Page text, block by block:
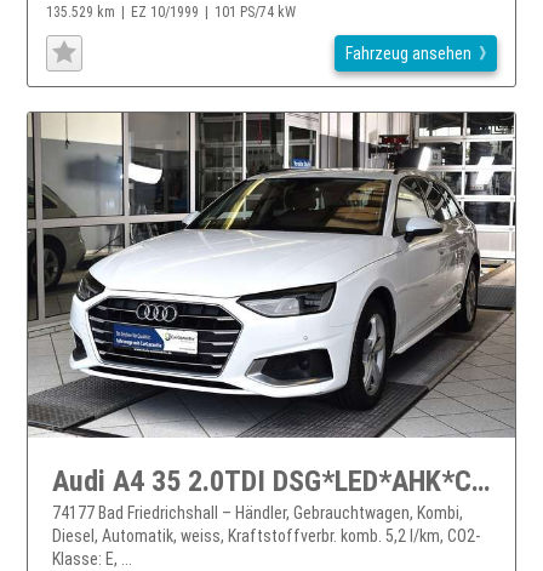
135.529 km EZ 10/1999 101 PS/74 kW
Fahrzeug ansehen
Audi A4 35 2.0TDI DSG*LED*AHK*Cockpit Digital
74177 Bad Friedrichshall – Händler, Gebrauchtwagen, Kombi,
Diesel, Automatik, weiss, Kraftstoffverbr. komb. 5,2 l/km, CO2-
Klasse: E, ...